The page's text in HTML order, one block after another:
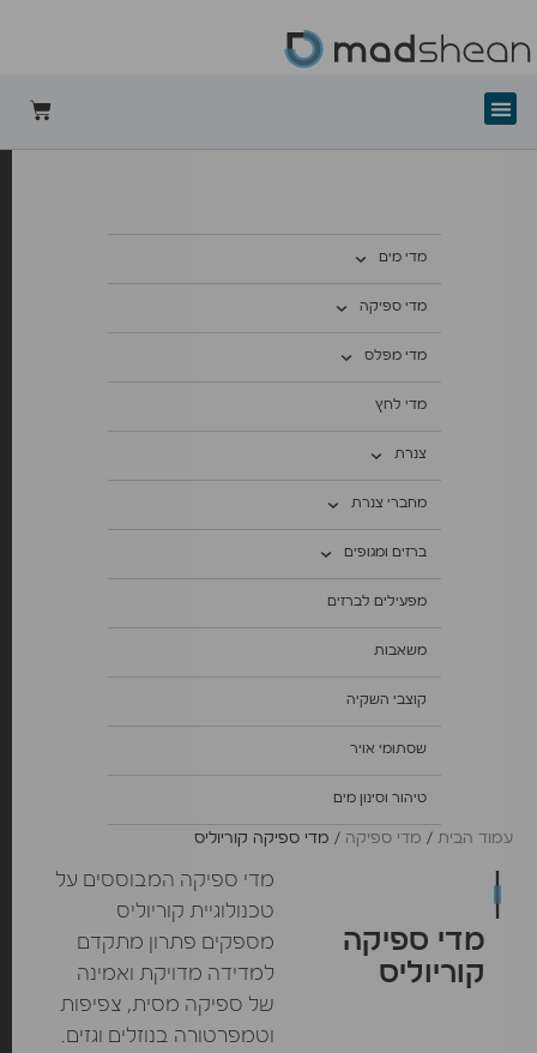
מדי מים
מדי ספיקה
מדי מפלס
מדי לחץ
צנרת
מחברי צנרת
ברזים ומגופים
מפעילים לברזים
משאבות
קוצבי השקיה
שסתומי אויר
טיהור וסינון מים
עמוד הבית / מדי ספיקה / מדי ספיקה קוריוליס
מדי ספיקה
קוריוליס
מדי ספיקה המבוססים על
טכנולוגיית קוריוליס
מספקים פתרון מתקדם
למדידה מדויקת ואמינה
של ספיקה מסית, צפיפות
וטמפרטורה בנוזלים וגזים.